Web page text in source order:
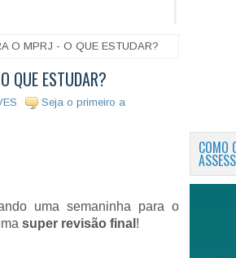
O MPRJ - O QUE ESTUDAR?
QUE ESTUDAR?
Seja o primeiro a
uma semaninha para o
super revisão final !
COMO